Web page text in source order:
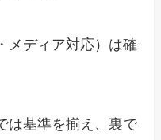
メディア対応）は確
は基準を揃え、裏で